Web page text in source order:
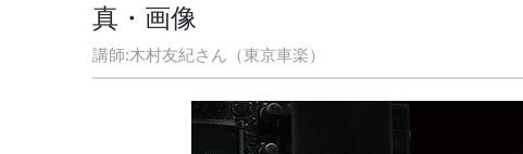
真・画像
講師:木村友紀さん（東京車楽）